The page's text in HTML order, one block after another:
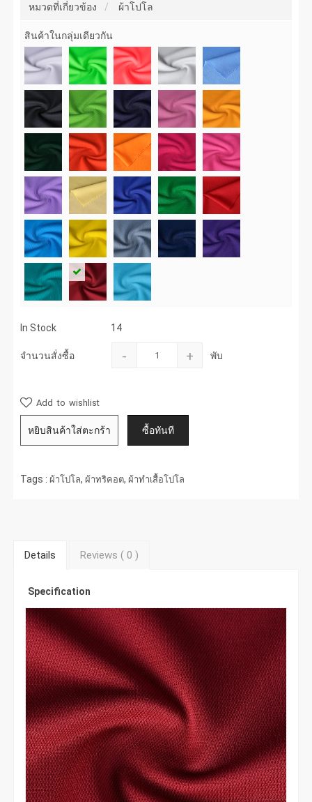
หมวดที่เกี่ยวข้อง
ผ้าโปโล
สินค้าในกลุ่มเดียวกัน
In Stock 14
จำนวนสั่งซื้อ - + พับ
Add to wishlist
Tags :ผ้าโปโล,ผ้าทริคอต,ผ้าทำเสื้อโปโล
Details Reviews ( 0)
Specification